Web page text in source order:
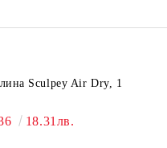
Sculpey Air Dry, 1
18.31лв.